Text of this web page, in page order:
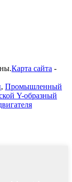
Карта сайта -
, Промышленный
Y-образный